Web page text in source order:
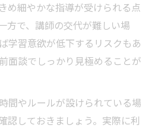
め細やかな指導が受けられる点
方で、講師の交代が難しい場
学習意欲が低下するリスクもあ
面談でしっかり見極めることが
間やルールが設けられている場
認しておきましょう。実際に利